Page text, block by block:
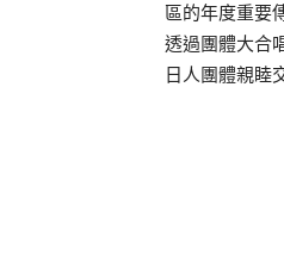
區的年度重要
透過團體大合
日人團體親睦